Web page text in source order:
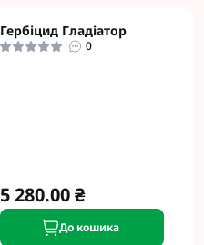
Гербіцид Гладіатор
0
5 280.00 ₴
До кошика